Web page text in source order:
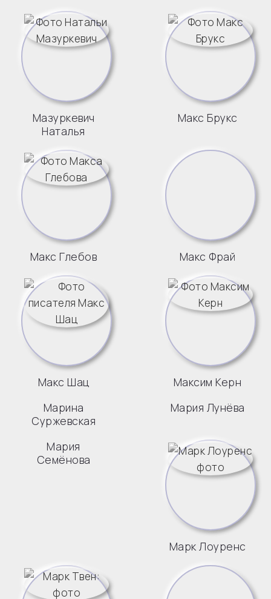
Мазуркевич
Наталья
Макс Брукс
Макс Глебов Макс Фрай
Макс Шац
Максим Керн
Марина
Суржевская
Мария Лунёва
Мария
Семёнова
Марк Лоуренс